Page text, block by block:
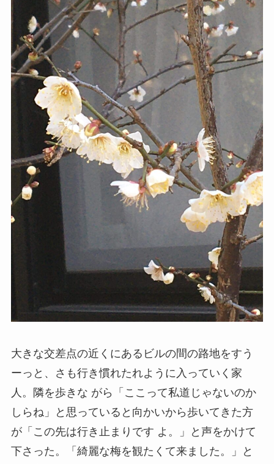
大きな交差点の近くにあるビルの間の路地をすう
ーっと、さも行き慣れたれように入っていく家
人。隣を歩きな がら「ここって私道じゃないのか
しらね」と思っていると向かいから歩いてきた方
が「この先は行き止まりです よ。」と声をかけて
下さった。「綺麗な梅を観たくて来ました。」と